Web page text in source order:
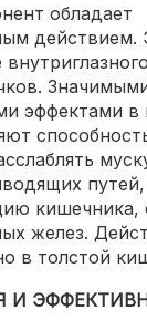
обладает
действием.
эффектами в
путей,
кишечника,
желез.
в толстой
И